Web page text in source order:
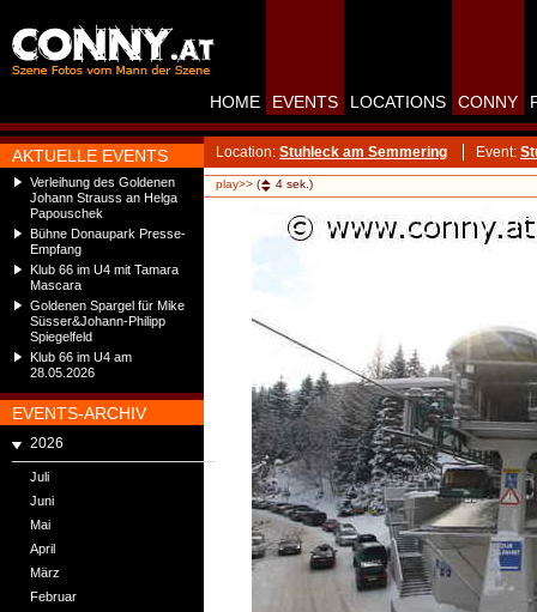
AKTUELLE EVENTS
Verleihung des Goldenen
Johann Strauss an Helga
Papouschek
Bühne Donaupark Presse-
Empfang
Klub 66 im U4 mit Tamara
Mascara
Goldenen Spargel für Mike
Süsser&Johann-Philipp
Spiegelfeld
Klub 66 im U4 am
28.05.2026
EVENTS-ARCHIV
2026
Juli
Juni
Mai
April
März
Februar
HOME EVENTS LOCATIONS CONNY
Location: Stuhleck am Semmering Event:
play>> ( 4 sek.)